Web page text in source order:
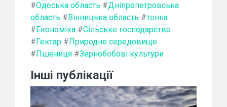
#Одеська область #Дніпропетровська
область #Вінницька область #тонна
#Економіка #Сільське господарство
#Гектар #Природне середовище
#Пшениця #Зернобобові культури
Інші публікації